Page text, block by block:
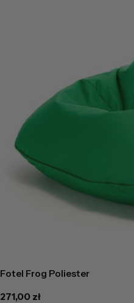
Fotel Frog Poliester
Cena
271,00 zł